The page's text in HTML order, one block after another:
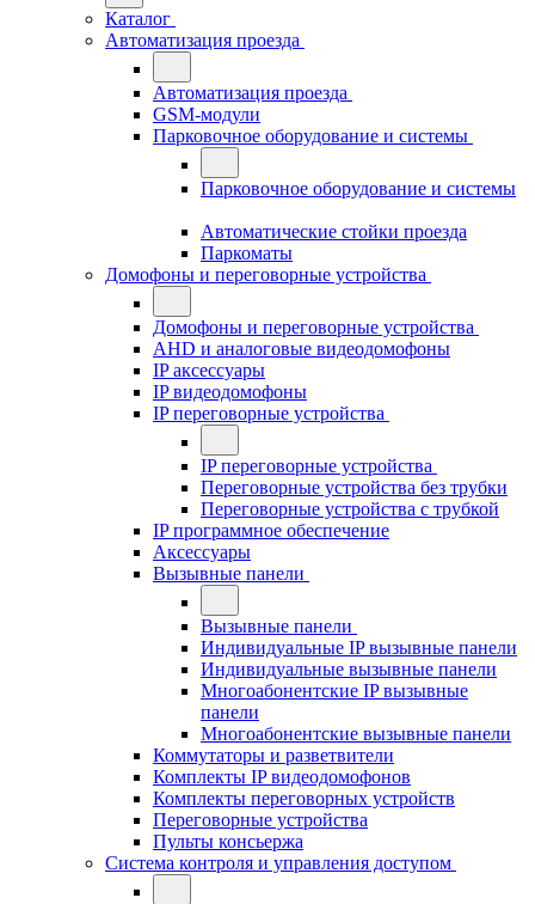
Каталог
Автоматизация проезда
Автоматизация проезда
GSM-модули
Парковочное оборудование и системы
Парковочное оборудование и системы
Автоматические стойки проезда
Паркоматы
Домофоны и переговорные устройства
Домофоны и переговорные устройства
AHD и аналоговые видеодомофоны
IP аксессуары
IP видеодомофоны
IP переговорные устройства
IP переговорные устройства
Переговорные устройства без трубки
Переговорные устройства с трубкой
IP программное обеспечение
Аксессуары
Вызывные панели
Вызывные панели
Индивидуальные IP вызывные панели
Индивидуальные вызывные панели
Многоабонентские IP вызывные
панели
Многоабонентские вызывные панели
Коммутаторы и разветвители
Комплекты IP видеодомофонов
Комплекты переговорных устройств
Переговорные устройства
Пульты консьержа
Система контроля и управления доступом